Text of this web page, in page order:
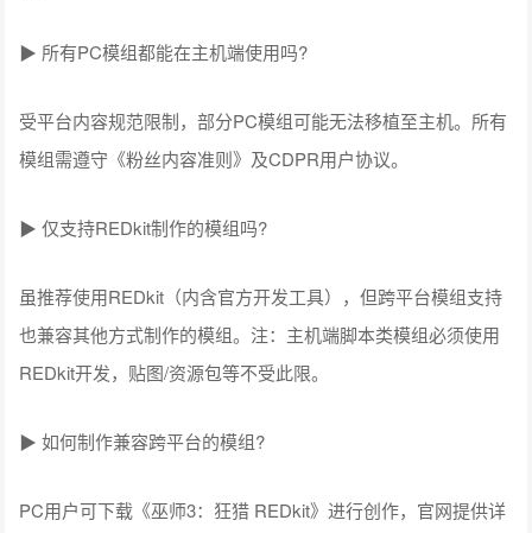
▶ 所有PC模组都能在主机端使用吗?
受平台内容规范限制，部分PC模组可能无法移植至主机。所有
模组需遵守《粉丝内容准则》及CDPR用户协议。
▶ 仅支持REDkit制作的模组吗?
虽推荐使用REDkit（内含官方开发工具），但跨平台模组支持
也兼容其他方式制作的模组。注：主机端脚本类模组必须使用
REDkit开发，贴图/资源包等不受此限。
▶ 如何制作兼容跨平台的模组?
PC用户可下载《巫师3：狂猎 REDkit》进行创作，官网提供详